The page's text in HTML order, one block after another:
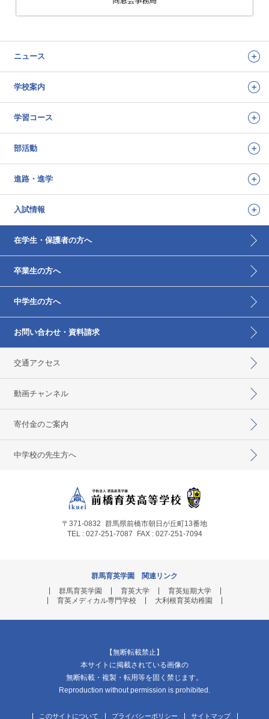
ニュース
学校案内
学習コース
部活動
進路・進学
入試情報
在学生・保護者の方へ
卒業生の方へ
中学生の方へ
お問い合わせ・資料請求
交通アクセス
動画チャンネル
寄付金のご案内
中学校の先生方へ
〒371-0832 群馬県前橋市朝日が丘町13番地
TEL : 027-251-7087
FAX : 027-251-7094
群馬育英学園 関連リンク
群馬育英学園
育英大学
育英短期大学
育英メディカル専門学校
大利根育英幼稚園
【無断転載禁止】
本サイトに掲載されている画像の
無断転載・複製・転用等を固く禁じます。
Reproduction without permission is prohibited.
このサイトについて プライバシーポリシー サイトマップ